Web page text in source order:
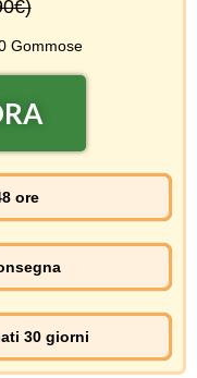
Gommose
ore
30 giorni